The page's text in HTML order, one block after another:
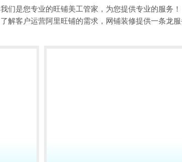
我们是您专业的旺铺美工管家，为您提供专业的服务！
了解客户运营阿里旺铺的需求，网铺装修提供一条龙